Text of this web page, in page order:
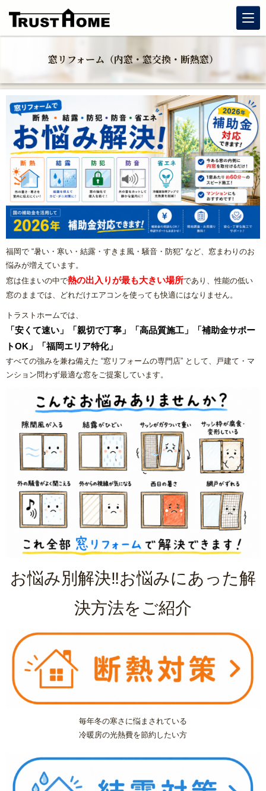
玄関リフォーム
水まわりリフォーム
戸建住宅リフォーム
マンションリフォーム
福岡リフォーム補助金情報｜2026年住宅省エネキャンペーン
対応
窓リフォーム（内窓・窓交換・断熱窓）
内窓リフォーム
玄関ドアリフォーム
防犯対策リフォーム
遮熱対策リフォーム
内装リフォーム
バリアフリーリフォーム
熱中症対策リフォームの基礎知識｜住宅・倉庫・施設での暑
施工エリアから探す｜地域別リフォーム実績紹介
浴室乾燥機の交換・後付け
レンジフード（換気扇）リフォーム
ビルトイン食洗機交換リフォーム
ガス給湯器
エコジョーズ
電気温水器
システムキッチン
窓リフォーム（内窓・窓交換・断熱窓）
福岡で “暑い・寒い・結露・すきま風・騒音・防犯” など、窓まわりのお
悩みが増えています。
窓は住まいの中で熱の出入りが最も大きい場所であり、性能の低い
窓のままでは、どれだけエアコンを使っても快適にはなりません。
トラストホームでは、
「安くて速い」「親切で丁寧」「高品質施工」「補助金サポー
トOK」「福岡エリア特化」
すべての強みを兼ね備えた “窓リフォームの専門店” として、戸建て・マ
ンション問わず最適な窓をご提案しています。
お悩み別解決‼お悩みにあった解
決方法をご紹介
毎年冬の寒さに悩まされている
冷暖房の光熱費を節約したい方